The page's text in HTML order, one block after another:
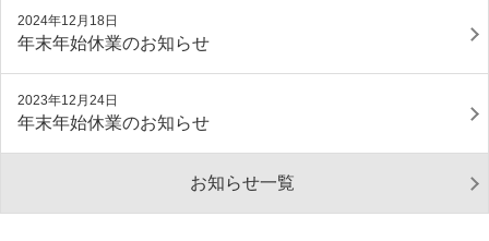
2024年12月18日
年末年始休業のお知らせ
2023年12月24日
年末年始休業のお知らせ
お知らせ一覧